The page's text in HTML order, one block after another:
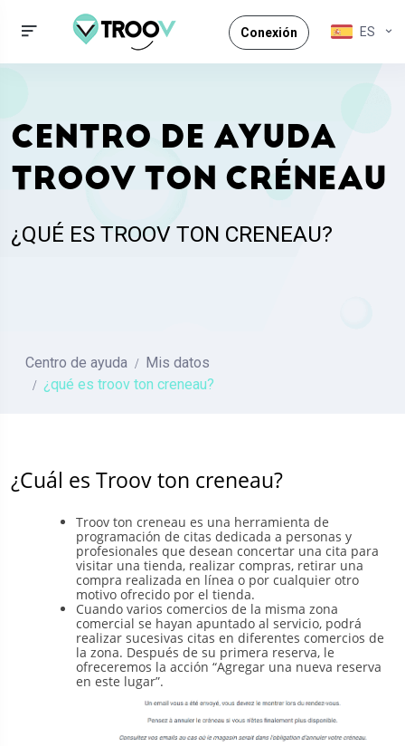
Conexión ES
CENTRO DE AYUDA
TROOV TON CRÉNEAU
¿QUÉ ES TROOV TON CRENEAU?
Centro de ayuda
Mis datos
¿qué es troov ton creneau?
¿Cuál es Troov ton creneau?
Troov ton creneau es una herramienta de
programación de citas dedicada a personas y
profesionales que desean concertar una cita para
visitar una tienda, realizar compras, retirar una
compra realizada en línea o por cualquier otro
motivo ofrecido por el tienda.
Cuando varios comercios de la misma zona
comercial se hayan apuntado al servicio, podrá
realizar sucesivas citas en diferentes comercios de
la zona. Después de su primera reserva, le
ofreceremos la acción “Agregar una nueva reserva
en este lugar”.